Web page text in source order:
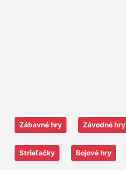
Zábavné hry Závodné hry
Strieľačky Bojové hry